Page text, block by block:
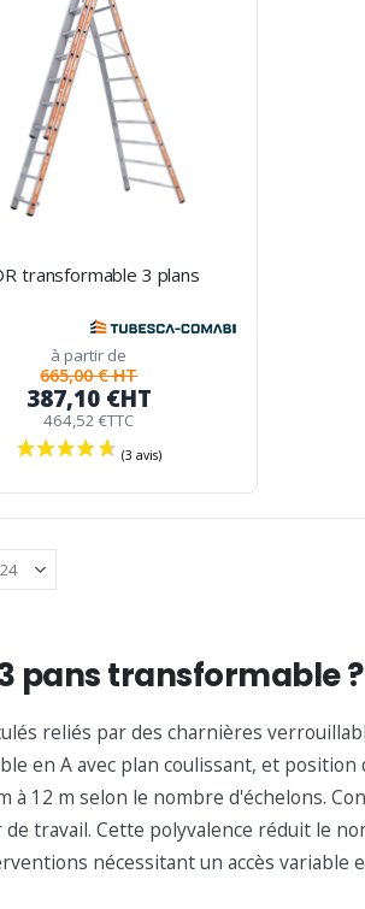
transformable 3 plans
à partir de
665,00 € HT
387,10 €HT
464,52 €TTC
pans transformable ?
reliés par des charnières
en A avec plan coulissant, et
12 m selon le nombre d'échelons.
travail. Cette polyvalence réduit le
nécessitant un accès variable